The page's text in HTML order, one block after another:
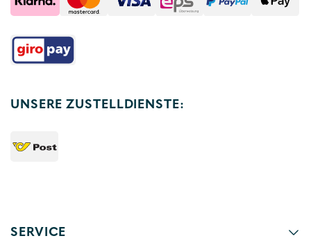
UNSERE ZUSTELLDIENSTE:
SERVICE